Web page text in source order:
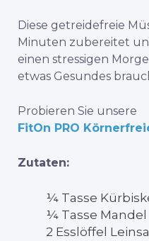
Diese getreidefreie
Minuten zubereitet
einen stressigen
etwas Gesundes
Probieren Sie unsere
FitOn PRO
Zutaten:
¼ Tasse
¼ Tasse Mandel
2 Esslöffel